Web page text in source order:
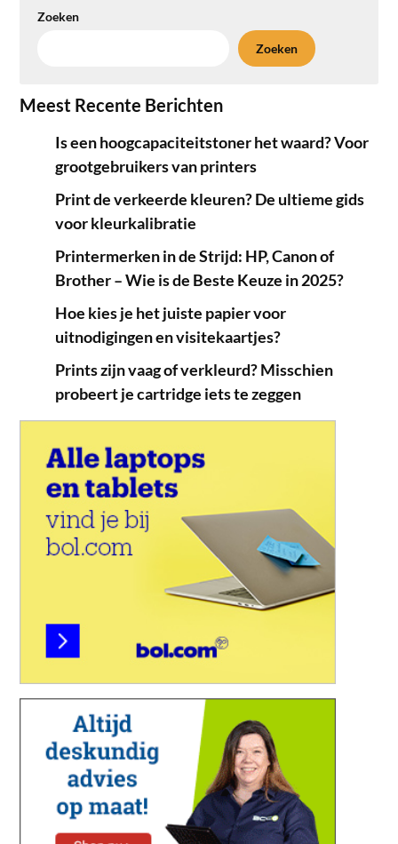
Zoeken
Zoeken
Meest Recente Berichten
Is een hoogcapaciteitstoner het waard? Voor
grootgebruikers van printers
Print de verkeerde kleuren? De ultieme gids
voor kleurkalibratie
Printermerken in de Strijd: HP, Canon of
Brother – Wie is de Beste Keuze in 2025?
Hoe kies je het juiste papier voor
uitnodigingen en visitekaartjes?
Prints zijn vaag of verkleurd? Misschien
probeert je cartridge iets te zeggen